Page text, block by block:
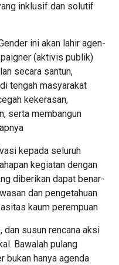
inklusif dan solutif
ini akan lahir agen-
(aktivis publik)
secara santun,
tengah masyarakat
kekerasan,
serta membangun
kepada seluruh
kegiatan dengan
diberikan dapat benar-
dan pengetahuan
kaum perempuan
dan susun rencana aksi
Bawalah pulang
bukan hanya agenda